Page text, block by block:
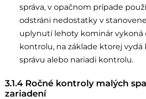
správa, v opačnom prípade
odstráni nedostatky v
uplynutí lehoty kominár vykoná
kontrolu, na základe ktorej vydá
správu alebo nariadi kontrolu.
3.1.4 Ročné kontroly malých
zariadení